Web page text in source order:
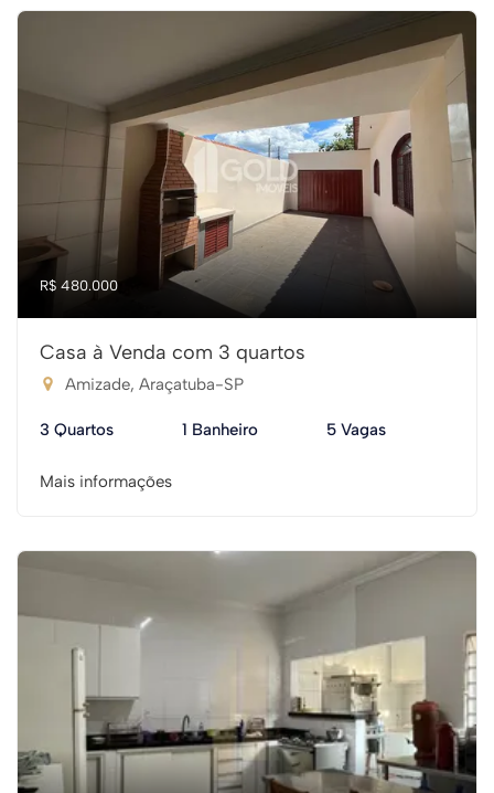
R$ 480.000
Casa à Venda com 3 quartos
Amizade, Araçatuba-SP
3 Quartos 1 Banheiro 5 Vagas
Mais informações